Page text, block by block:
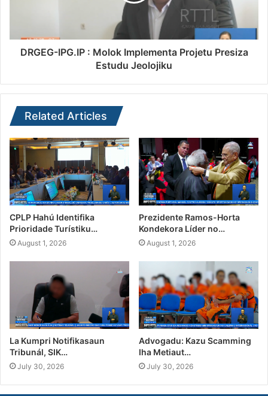
DRGEG-IPG.IP : Molok Implementa Projetu Presiza
Estudu Jeolojiku
Related Articles
CPLP Hahú Identifika
Prioridade Turístiku…
August 1, 2026
Prezidente Ramos-Horta
Kondekora Líder no…
August 1, 2026
La Kumpri Notifikasaun
Tribunál, SIK…
July 30, 2026
Advogadu: Kazu Scamming
Iha Metiaut…
July 30, 2026